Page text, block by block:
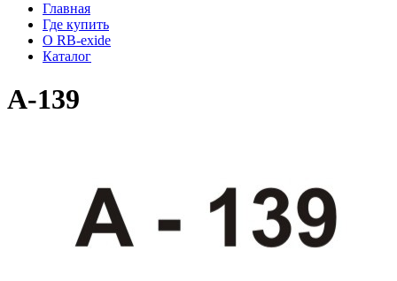
Главная
Где купить
О RB-exide
Каталог
A-139